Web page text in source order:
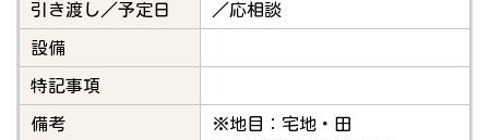
引き渡し／予定日 ／応相談
設備
特記事項
備考
※地目：宅地・田